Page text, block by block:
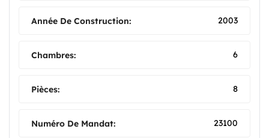
Année De Construction: 2003
Chambres: 6
Pièces: 8
Numéro De Mandat: 23100